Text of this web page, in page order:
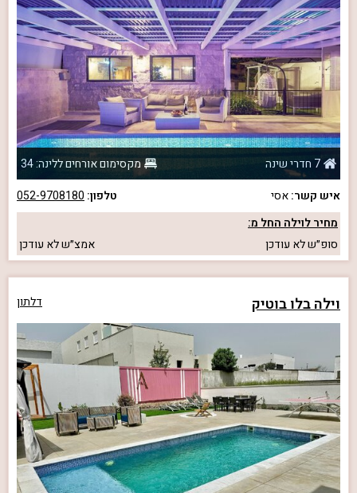
7 חדרי שינה
מקסימום אורחים ללינה: 34
איש קשר:אסי טלפון: 052-9708180
מחיר לוילה החל מ:
סופ״שלא עודכן אמצ״שלא עודכן
וילה בלו בוטיק דלתון